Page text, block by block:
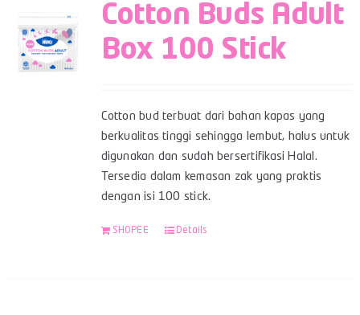
Cotton Buds Adult
Box 100 Stick
Cotton bud terbuat dari bahan kapas yang
berkualitas tinggi sehingga lembut, halus untuk
digunakan dan sudah bersertifikasi Halal.
Tersedia dalam kemasan zak yang praktis
dengan isi 100 stick.
SHOPEE Details